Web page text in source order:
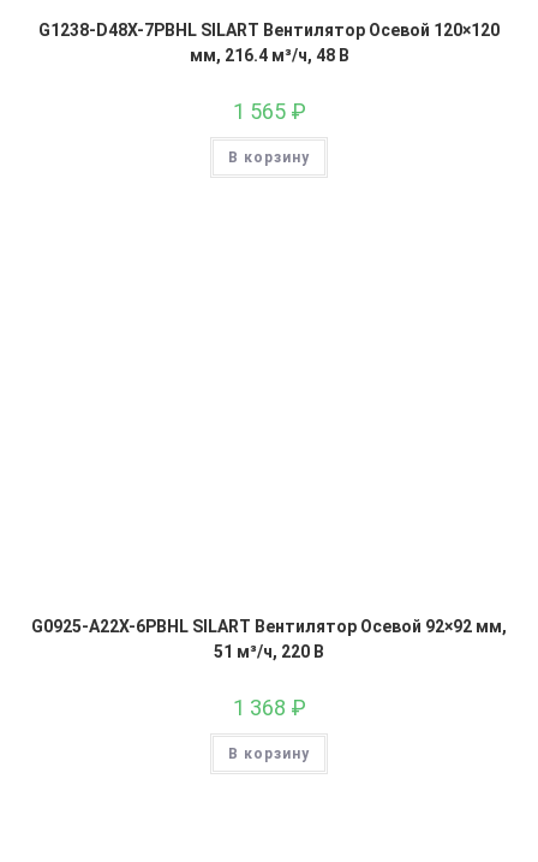
G1238-D48X-7PBHL SILART Вентилятор Осевой 120×120
мм, 216.4 м³/ч, 48 В
1 565 ₽
В корзину
G0925-A22X-6PBHL SILART Вентилятор Осевой 92×92 мм,
51 м³/ч, 220 В
1 368 ₽
В корзину